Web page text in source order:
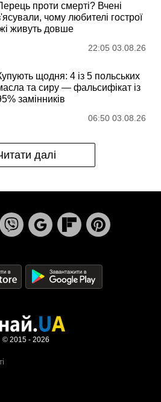
проти смерті? Вчені
чому любителі гострої
живуть довше
22:05 03.08.26
щодня: 4 із 5 польських
та сиру — фальсифікат із
замінників
06:50 03.08.26
далі
© 2015 - 2026